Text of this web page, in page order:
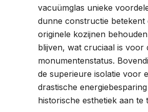
vacuümglas unieke
dunne constructie betekent
originele kozijnen
blijven, wat cruciaal is voor
monumentenstatus.
de superieure isolatie voor
drastische
historische esthetiek aan te